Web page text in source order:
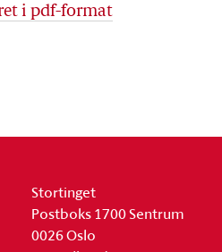
i pdf-format
Stortinget
Postboks 1700 Sentrum
0026 Oslo